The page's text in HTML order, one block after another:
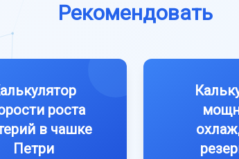
Рекомендовать
роста
в чашке
Петри